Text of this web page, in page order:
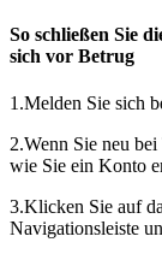
So schließen Sie
sich vor Betrug
1.Melden Sie sich
2.Wenn Sie neu
wie Sie ein Konto
3.Klicken Sie auf
Navigationsleiste